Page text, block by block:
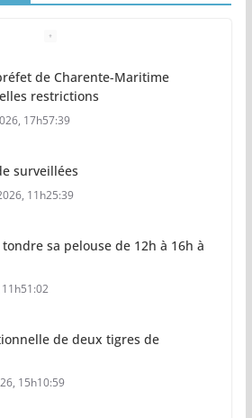
de Charente-Maritime
restrictions
17h57:39
surveillées
11h25:39
sa pelouse de 12h à 16h à
de deux tigres de
15h10:59